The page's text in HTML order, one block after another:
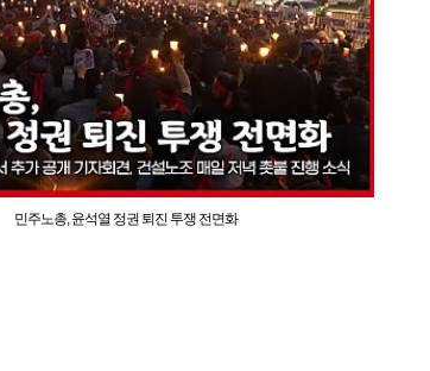
민주노총, 윤석열 정권 퇴진 투쟁 전면화